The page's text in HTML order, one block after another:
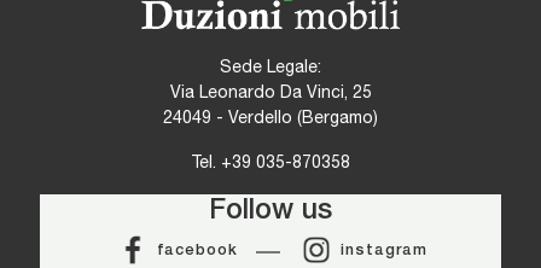
Sede Legale:
Via Leonardo Da Vinci, 25
24049 - Verdello (Bergamo)
Tel. +39 035-870358
Follow us
facebook instagram